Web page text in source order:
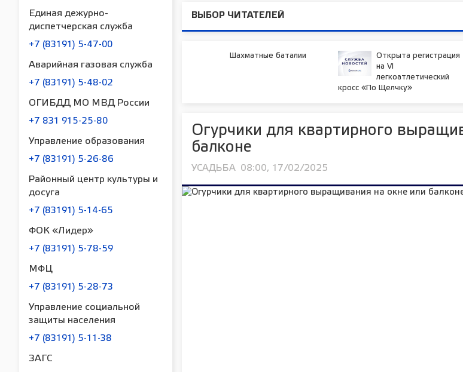
Единая дежурно-
диспетчерская служба
+7 (83191) 5-47-00
Аварийная газовая служба
+7 (83191) 5-48-02
ОГИБДД МО МВД России
+7 831 915-25-80
Управление образования
+7 (83191) 5-26-86
Районный центр культуры и
досуга
+7 (83191) 5-14-65
ФОК «Лидер»
+7 (83191) 5-78-59
МФЦ
+7 (83191) 5-28-73
Управление социальной
защиты населения
+7 (83191) 5-11-38
ЗАГС
ВЫБОР ЧИТАТЕЛЕЙ
Шахматные баталии
Открыта регистрация
на VI
легкоатлетический
кросс «По Щелчку»
Огурчики для квартирного
балконе
УСАДЬБА 08:00, 17/02/2025